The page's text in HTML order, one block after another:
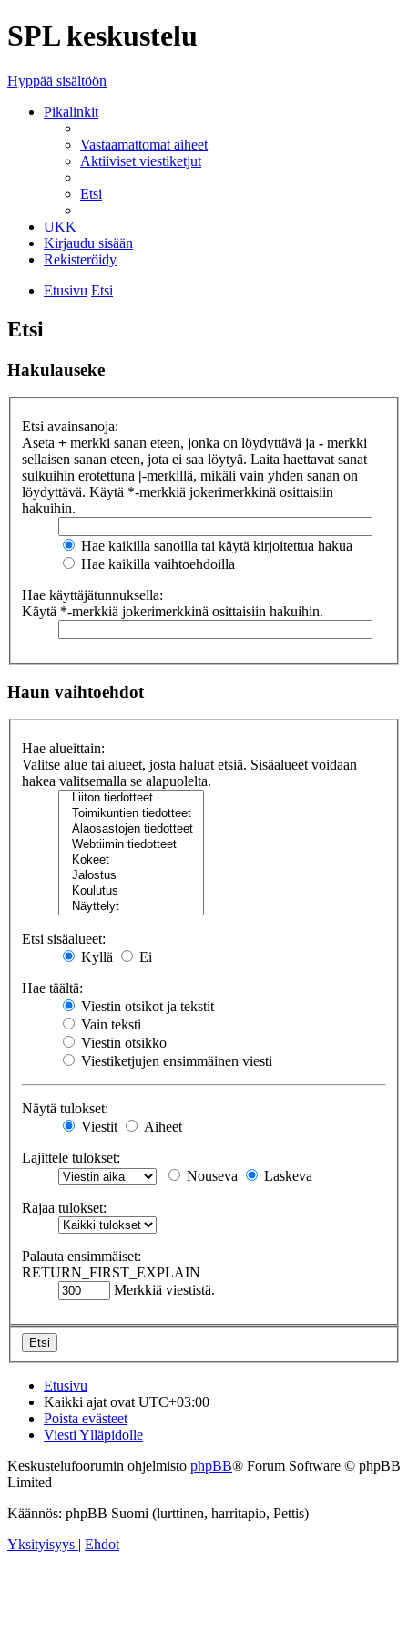
SPL keskustelu
Hyppää sisältöön
Pikalinkit
Vastaamattomat aiheet
Aktiiviset viestiketjut
Etsi
UKK
Kirjaudu sisään
Rekisteröidy
Etusivu Etsi
Etsi
Hakulauseke
Etsi avainsanoja:
Aseta + merkki sanan eteen, jonka on löydyttävä ja - merkki
sellaisen sanan eteen, jota ei saa löytyä. Laita haettavat sanat
sulkuihin erotettuna |-merkillä, mikäli vain yhden sanan on
löydyttävä. Käytä *-merkkiä jokerimerkkinä osittaisiin
hakuihin.
Hae kaikilla sanoilla tai käytä kirjoitettua hakua
Hae kaikilla vaihtoehdoilla
Hae käyttäjätunnuksella:
Käytä *-merkkiä jokerimerkkinä osittaisiin hakuihin.
Haun vaihtoehdot
Hae alueittain:
Valitse alue tai alueet, josta haluat etsiä. Sisäalueet voidaan
hakea valitsemalla se alapuolelta.
Etsi sisäalueet:
Kyllä
Ei
Hae täältä:
Viestin otsikot ja tekstit
Vain teksti
Viestin otsikko
Viestiketjujen ensimmäinen viesti
Näytä tulokset:
Viestit
Aiheet
Lajittele tulokset:
Nouseva
Laskeva
Rajaa tulokset:
Palauta ensimmäiset:
RETURN_FIRST_EXPLAIN
Merkkiä viestistä.
Etusivu
Kaikki ajat ovat UTC+03:00
Poista evästeet
Viesti Ylläpidolle
Keskustelufoorumin ohjelmisto phpBB® Forum Software © phpBB
Limited
Käännös: phpBB Suomi (lurttinen, harritapio, Pettis)
Yksityisyys | Ehdot